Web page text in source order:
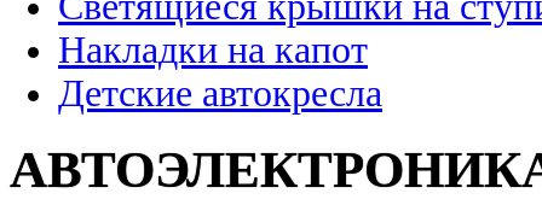
Накладки на капот
Детские автокресла